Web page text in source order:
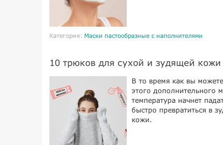
Категория: Маски пастообразные с наполнителями
10 трюков для сухой и зудящей
В то время как вы
этого дополнительного
температура начнет
быстро превратиться в
кожи.